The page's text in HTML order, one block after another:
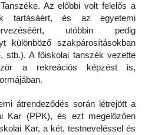
Az előbbi volt felelős a
tartásáért, és az egyetemi
utóbbin pedig
különböző szakpárosításokban
stb.). A főiskolai tanszék vezette
a rekreációs képzést is,
átrendeződés során létrejött a
Kar (PPK), és ezt megelőzően
Kar, a két, testneveléssel és